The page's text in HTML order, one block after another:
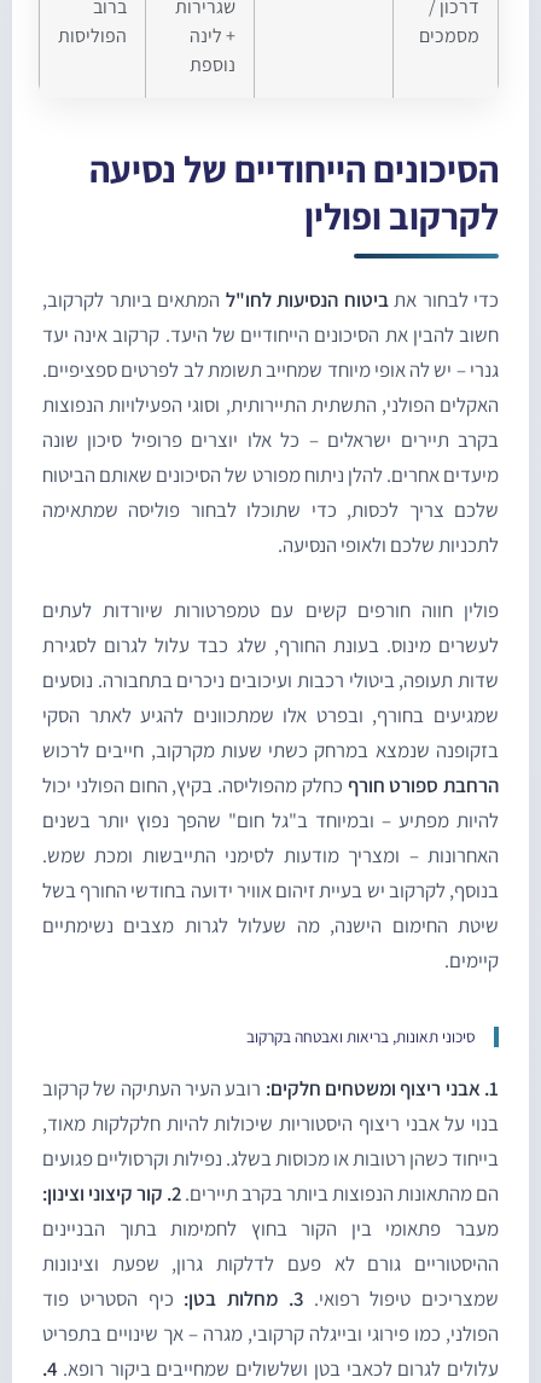
דרכון /
מסמכים
שגרירות
הפוליסות
הייחודיים של נסיעה
ופולין
לבחור אתביטוח הנסיעות לחו"להמתאים ביותר לקרקוב,
להבין את הסיכונים הייחודיים של היעד. קרקוב אינה יעד
– יש לה אופי מיוחד שמחייב תשומת לב לפרטים ספציפיים.
הפולני, התשתית התיירותית, וסוגי הפעילויות הנפוצות
תיירים ישראלים – כל אלו יוצרים פרופיל סיכון שונה
אחרים. להלן ניתוח מפורט של הסיכונים שאותם הביטוח
צריך לכסות, כדי שתוכלו לבחור פוליסה שמתאימה
שלכם ולאופי הנסיעה.
חווה חורפים קשים עם טמפרטורות שיורדות לעתים
מינוס. בעונת החורף, שלג כבד עלול לגרום לסגירת
תעופה, ביטולי רכבות ועיכובים ניכרים בתחבורה. נוסעים
בחורף, ובפרט אלו שמתכוונים להגיע לאתר הסקי
שנמצא במרחק כשתי שעות מקרקוב, חייבים לרכוש
ספורט חורףכחלק מהפוליסה. בקיץ, החום הפולני יכול
מפתיע – ובמיוחד ב"גל חום" שהפך נפוץ יותר בשנים
– ומצריך מודעות לסימני התייבשות ומכת שמש.
לקרקוב יש בעיית זיהום אוויר ידועה בחודשי החורף בשל
החימום הישנה, מה שעלול לגרות מצבים נשימתיים
סיכוני תאונות, בריאות ואבטחה בקרקוב
רובע העיר העתיקה של קרקוב
על אבני ריצוף היסטוריות שיכולות להיות חלקלקות מאוד,
כשהן רטובות או מכוסות בשלג. נפילות וקרסוליים פגועים
מהתאונות הנפוצות ביותר בקרב תיירים.2. קור קיצוני וצינון:
פתאומי בין הקור בחוץ לחמימות בתוך הבניינים
גורם לא פעם לדלקות גרון, שפעת וצינונות
טיפול רפואי.3. מחלות בטן:
כיף הסטריט פוד
כמו פירוגי ובייגלה קרקובי, מגרה – אך שינויים בתפריט
לגרום לכאבי בטן ושלשולים שמחייבים ביקור רופא. 4.